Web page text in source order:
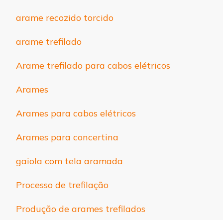
arame recozido torcido
arame trefilado
Arame trefilado para cabos elétricos
Arames
Arames para cabos elétricos
Arames para concertina
gaiola com tela aramada
Processo de trefilação
Produção de arames trefilados